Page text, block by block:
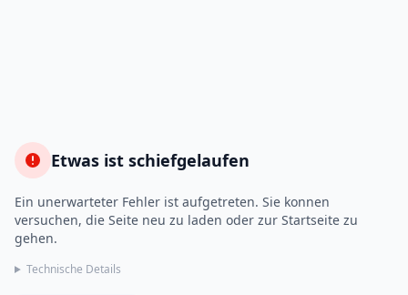
Etwas ist schiefgelaufen
Ein unerwarteter Fehler ist aufgetreten. Sie konnen
versuchen, die Seite neu zu laden oder zur Startseite zu
gehen.
Technische Details